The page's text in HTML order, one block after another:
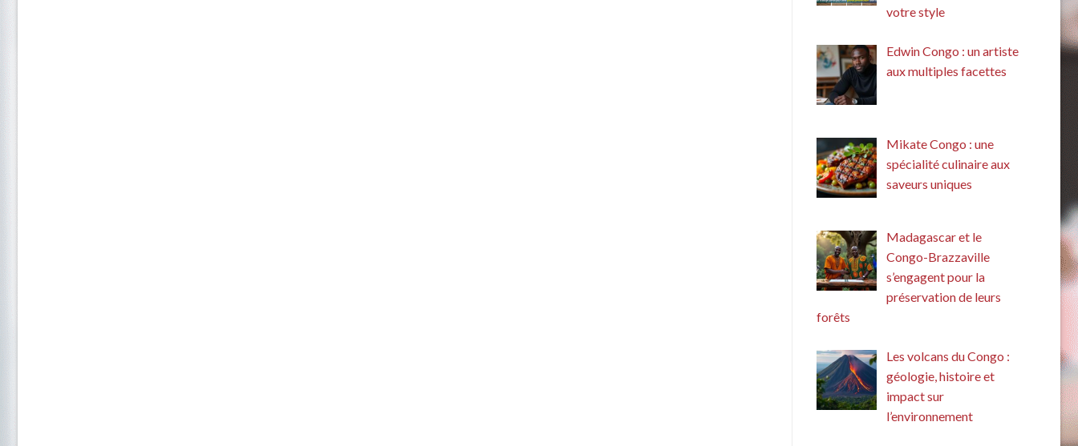
votre style
Edwin Congo : un artiste
aux multiples facettes
Mikate Congo : une
spécialité culinaire aux
saveurs uniques
Madagascar et le
Congo-Brazzaville
s’engagent pour la
préservation de leurs
forêts
Les volcans du Congo :
géologie, histoire et
impact sur
l’environnement